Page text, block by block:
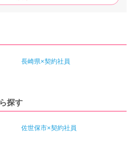
長崎県×契約社員
探す
佐世保市×契約社員